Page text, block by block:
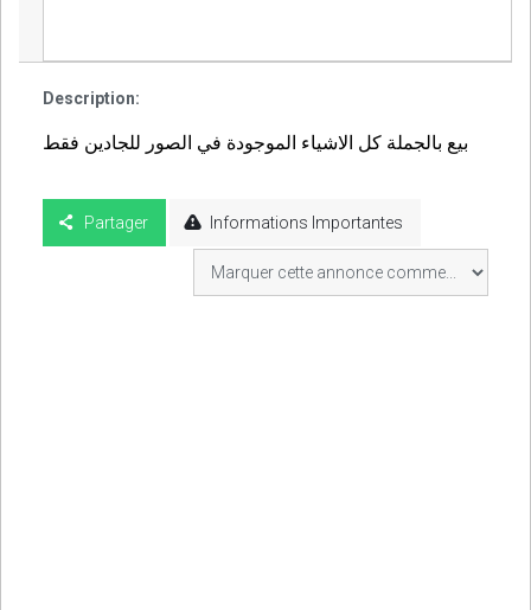
Description:
بيع بالجملة كل الاشياء الموجودة في الصور للجادين فقط
Partager Informations Importantes